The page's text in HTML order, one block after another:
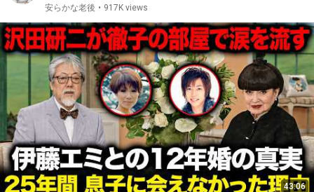
安らかな老後 • 917K views
43:06